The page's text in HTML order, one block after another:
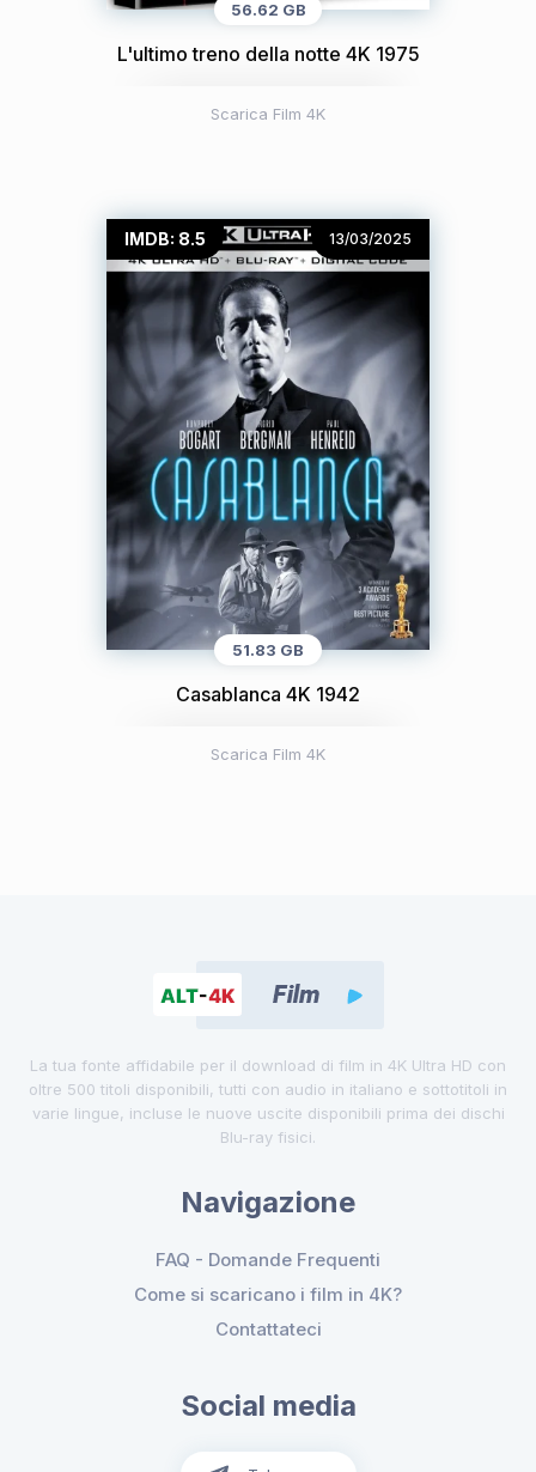
56.62 GB
L'ultimo treno della notte 4K 1975
Scarica Film 4K
IMDB: 8.5 13/03/2025
51.83 GB
Casablanca 4K 1942
Scarica Film 4K
La tua fonte affidabile per il download di film in 4K Ultra HD con
oltre 500 titoli disponibili, tutti con audio in italiano e sottotitoli in
varie lingue, incluse le nuove uscite disponibili prima dei dischi
Blu-ray fisici.
Navigazione
FAQ - Domande Frequenti
Come si scaricano i film in 4K?
Contattateci
Social media